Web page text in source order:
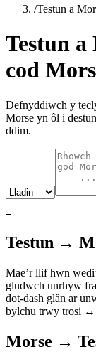
/Testun a
Testun
cod
Defnyddiwch y
Morse yn ôl i
ddim.
—
Testun →
Mae’r llif hwn
gludwch unrhyw
dot‑dash glân ar
bylchu trwy trosi ↔
Morse →